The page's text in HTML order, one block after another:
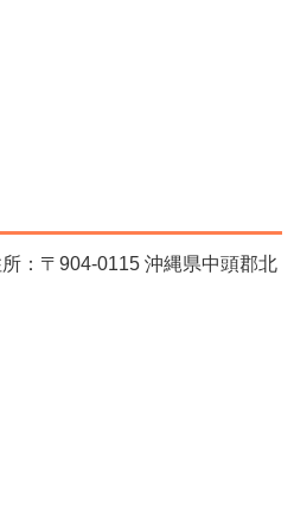
：〒904-0115 沖縄県中頭郡北